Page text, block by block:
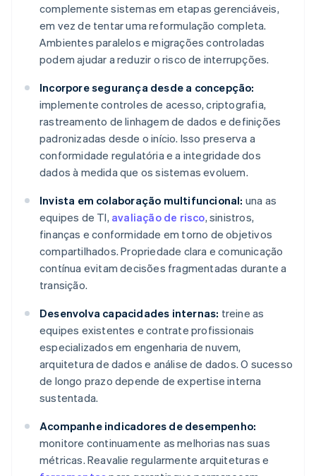
complemente sistemas em etapas gerenciáveis,
em vez de tentar uma reformulação completa.
Ambientes paralelos e migrações controladas
podem ajudar a reduzir o risco de interrupções.
Incorpore segurança desde a concepção:
implemente controles de acesso, criptografia,
rastreamento de linhagem de dados e definições
padronizadas desde o início. Isso preserva a
conformidade regulatória e a integridade dos
dados à medida que os sistemas evoluem.
Invista em colaboração multifuncional: una as
equipes de TI, avaliação de risco, sinistros,
finanças e conformidade em torno de objetivos
compartilhados. Propriedade clara e comunicação
contínua evitam decisões fragmentadas durante a
transição.
Desenvolva capacidades internas: treine as
equipes existentes e contrate profissionais
especializados em engenharia de nuvem,
arquitetura de dados e análise de dados. O sucesso
de longo prazo depende de expertise interna
sustentada.
Acompanhe indicadores de desempenho:
monitore continuamente as melhorias nas suas
métricas. Reavalie regularmente arquiteturas e